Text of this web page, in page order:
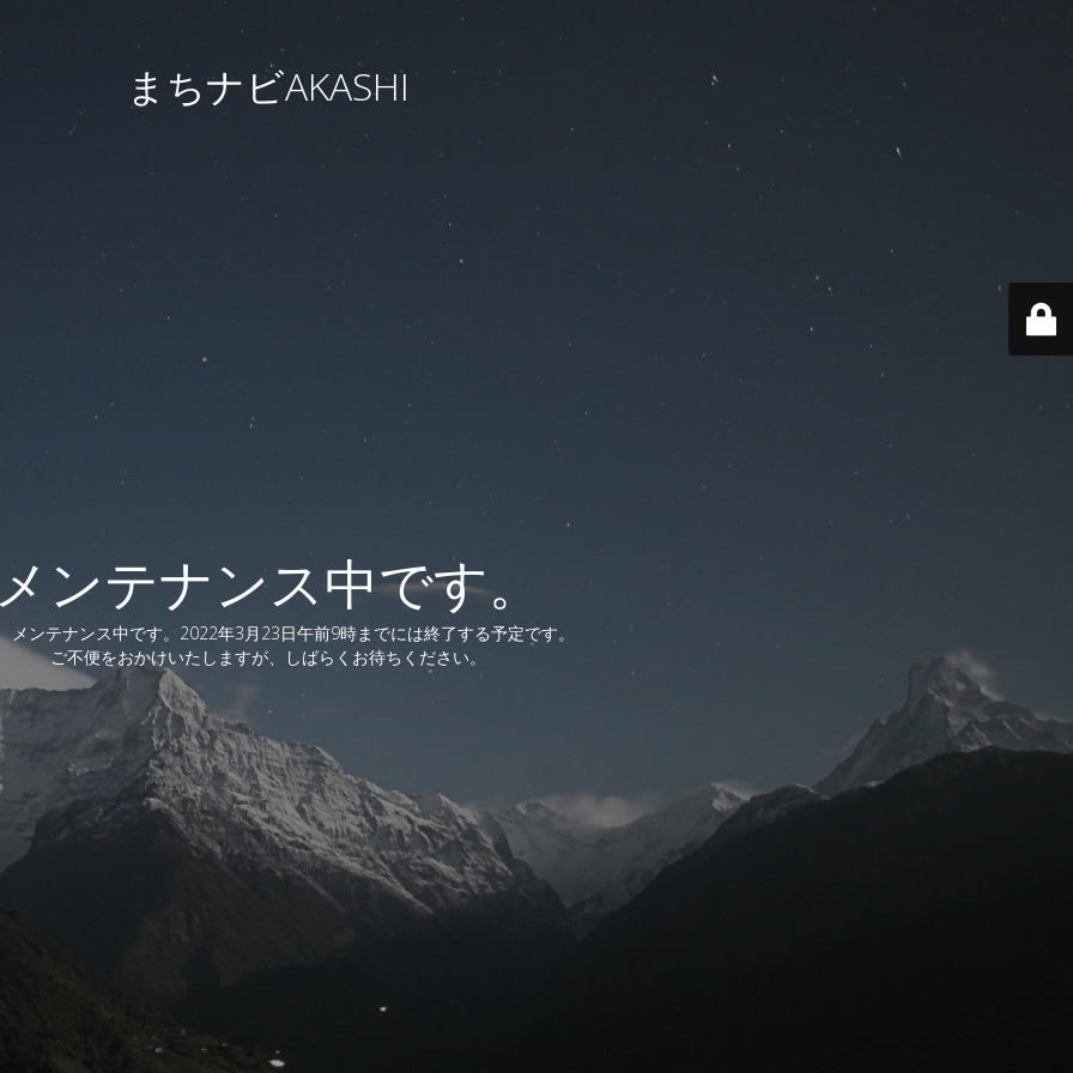
まちナビAKASHI
ンテナンス中です。
メンテナンス中です。2022年3月23日午前9時までには終了する予定です。
ご不便をおかけいたしますが、しばらくお待ちください。